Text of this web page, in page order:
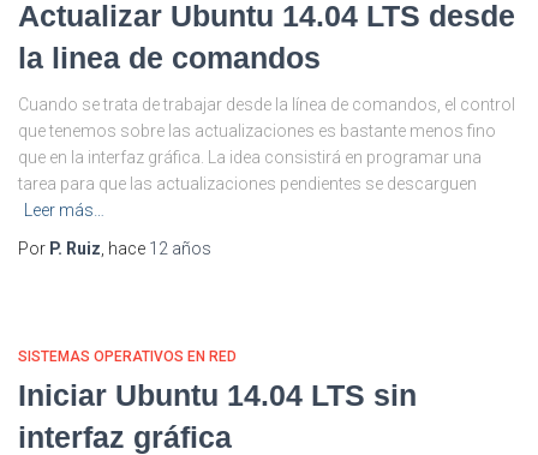
Actualizar Ubuntu 14.04 LTS desde
la linea de comandos
Cuando se trata de trabajar desde la línea de comandos, el control
que tenemos sobre las actualizaciones es bastante menos fino
que en la interfaz gráfica. La idea consistirá en programar una
tarea para que las actualizaciones pendientes se descarguen
Leer más…
Por P. Ruiz , hace 12 años
SISTEMAS OPERATIVOS EN RED
Iniciar Ubuntu 14.04 LTS sin
interfaz gráfica